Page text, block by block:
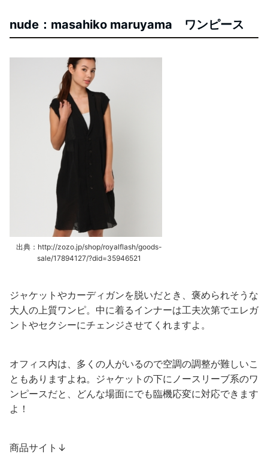
nude：masahiko maruyama ワンピース
出典：http://zozo.jp/shop/royalflash/goods-
sale/17894127/?did=35946521
ジャケットやカーディガンを脱いだとき、褒められそうな
大人の上質ワンピ。中に着るインナーは工夫次第でエレガ
ントやセクシーにチェンジさせてくれますよ。
オフィス内は、多くの人がいるので空調の調整が難しいこ
ともありますよね。ジャケットの下にノースリーブ系のワ
ンピースだと、どんな場面にでも臨機応変に対応できます
よ！
商品サイト↓